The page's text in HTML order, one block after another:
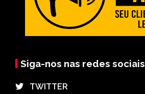
Siga-nos nas redes sociais
⠀TWITTER